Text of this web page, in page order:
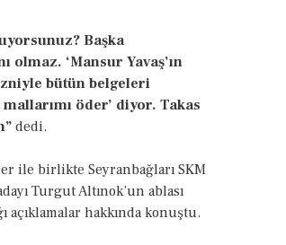
Başka
olmaz. ‘Mansur Yavaş’ın
bütün belgeleri
öder’ diyor. Takas
dedi.
ile birlikte Seyranbağları SKM
Turgut Altınok’un ablası
açıklamalar hakkında konuştu.